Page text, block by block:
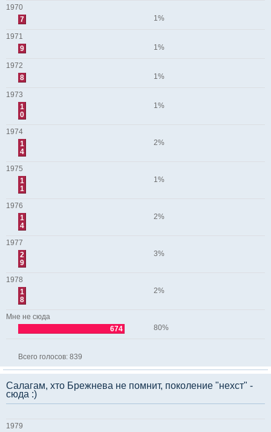
1970
7
1%
1971
9
1%
1972
8
1%
1973
1
0
1%
1974
1
4
2%
1975
1
1
1%
1976
1
4
2%
1977
2
9
3%
1978
1
8
2%
Мне не сюда
674
80%
Всего голосов: 839
Салагам, хто Брежнева не помнит, поколение "нехст" -
сюда :)
1979